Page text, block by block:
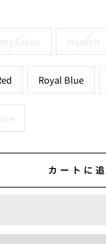
Green Maroon
Royal Blue
カートに